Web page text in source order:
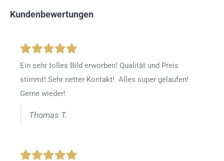
Kundenbewertungen
Ein sehr tolles Bild erworben! Qualität und Preis
stimmt! Sehr netter Kontakt! Alles super gelaufen!
Gerne wieder!
Thomas T.